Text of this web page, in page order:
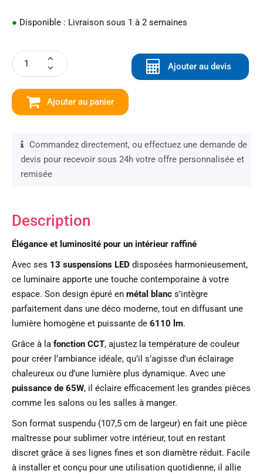
● Disponible : Livraison sous 1 à 2 semaines
Ajouter au panier
Ajouter au devis
Commandez directement, ou effectuez une demande de
devis pour recevoir sous 24h votre offre personnalisée et
remisée
Description
Élégance et luminosité pour un intérieur raffiné
Avec ses 13 suspensions LED disposées harmonieusement,
ce luminaire apporte une touche contemporaine à votre
espace. Son design épuré en métal blanc s’intègre
parfaitement dans une déco moderne, tout en diffusant une
lumière homogène et puissante de 6110 lm.
Grâce à la fonction CCT, ajustez la température de couleur
pour créer l’ambiance idéale, qu’il s’agisse d’un éclairage
chaleureux ou d’une lumière plus dynamique. Avec une
puissance de 65W, il éclaire efficacement les grandes pièces
comme les salons ou les salles à manger.
Son format suspendu (107,5 cm de largeur) en fait une pièce
maîtresse pour sublimer votre intérieur, tout en restant
discret grâce à ses lignes fines et son diamètre réduit. Facile
à installer et conçu pour une utilisation quotidienne, il allie